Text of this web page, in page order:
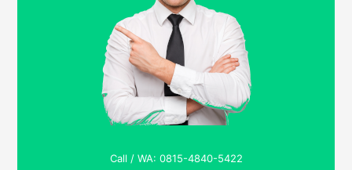
Call / WA: 0815-4840-5422